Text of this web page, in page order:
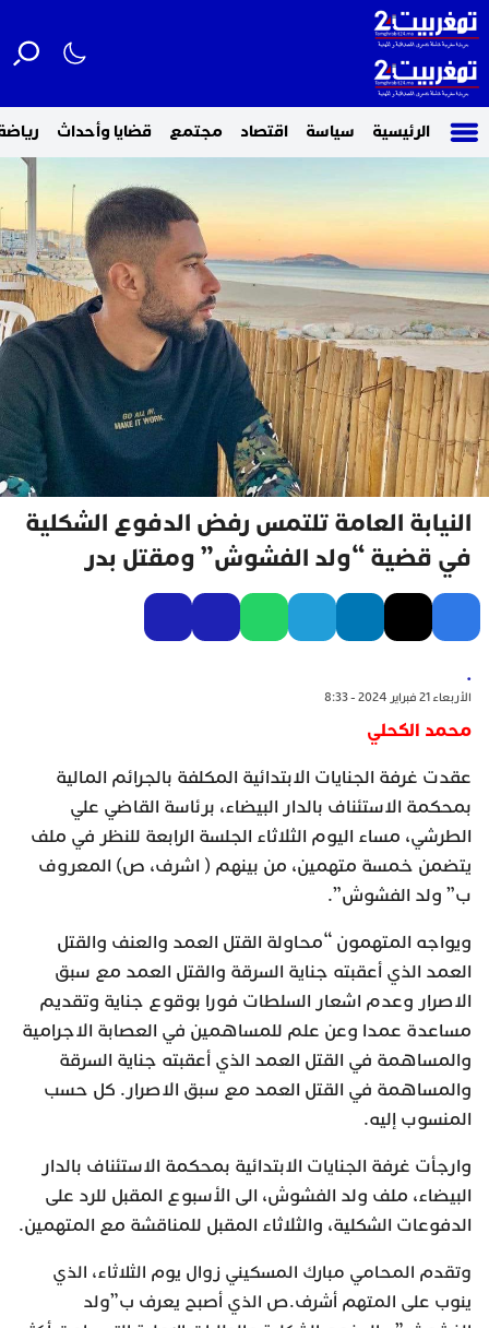
الرئيسية سياسة اقتصاد مجتمع قضايا وأحداث
النيابة العامة تلتمس رفض الدفوع الشكلية
في قضية “ولد الفشوش” ومقتل بدر
.
الأربعاء 21 فبراير 2024 - 8:33
محمد الكحلي
عقدت غرفة الجنايات الابتدائية المكلفة بالجرائم المالية
بمحكمة الاستئناف بالدار البيضاء، برئاسة القاضي علي
الطرشي، مساء اليوم الثلاثاء الجلسة الرابعة للنظر في ملف
يتضمن خمسة متهمين، من بينهم ( اشرف، ص) المعروف
ب” ولد الفشوش”.
ويواجه المتهمون “محاولة القتل العمد والعنف والقتل
العمد الذي أعقبته جناية السرقة والقتل العمد مع سبق
الاصرار وعدم اشعار السلطات فورا بوقوع جناية وتقديم
مساعدة عمدا وعن علم للمساهمين في العصابة الاجرامية
والمساهمة في القتل العمد الذي أعقبته جناية السرقة
والمساهمة في القتل العمد مع سبق الاصرار. كل حسب
المنسوب إليه.
وارجأت غرفة الجنايات الابتدائية بمحكمة الاستئناف بالدار
البيضاء، ملف ولد الفشوش، الى الأسبوع المقبل للرد على
الدفوعات الشكلية، والثلاثاء المقبل للمناقشة مع المتهمين.
وتقدم المحامي مبارك المسكيني زوال يوم الثلاثاء، الذي
ينوب على المتهم أشرف.ص الذي أصبح يعرف ب”ولد